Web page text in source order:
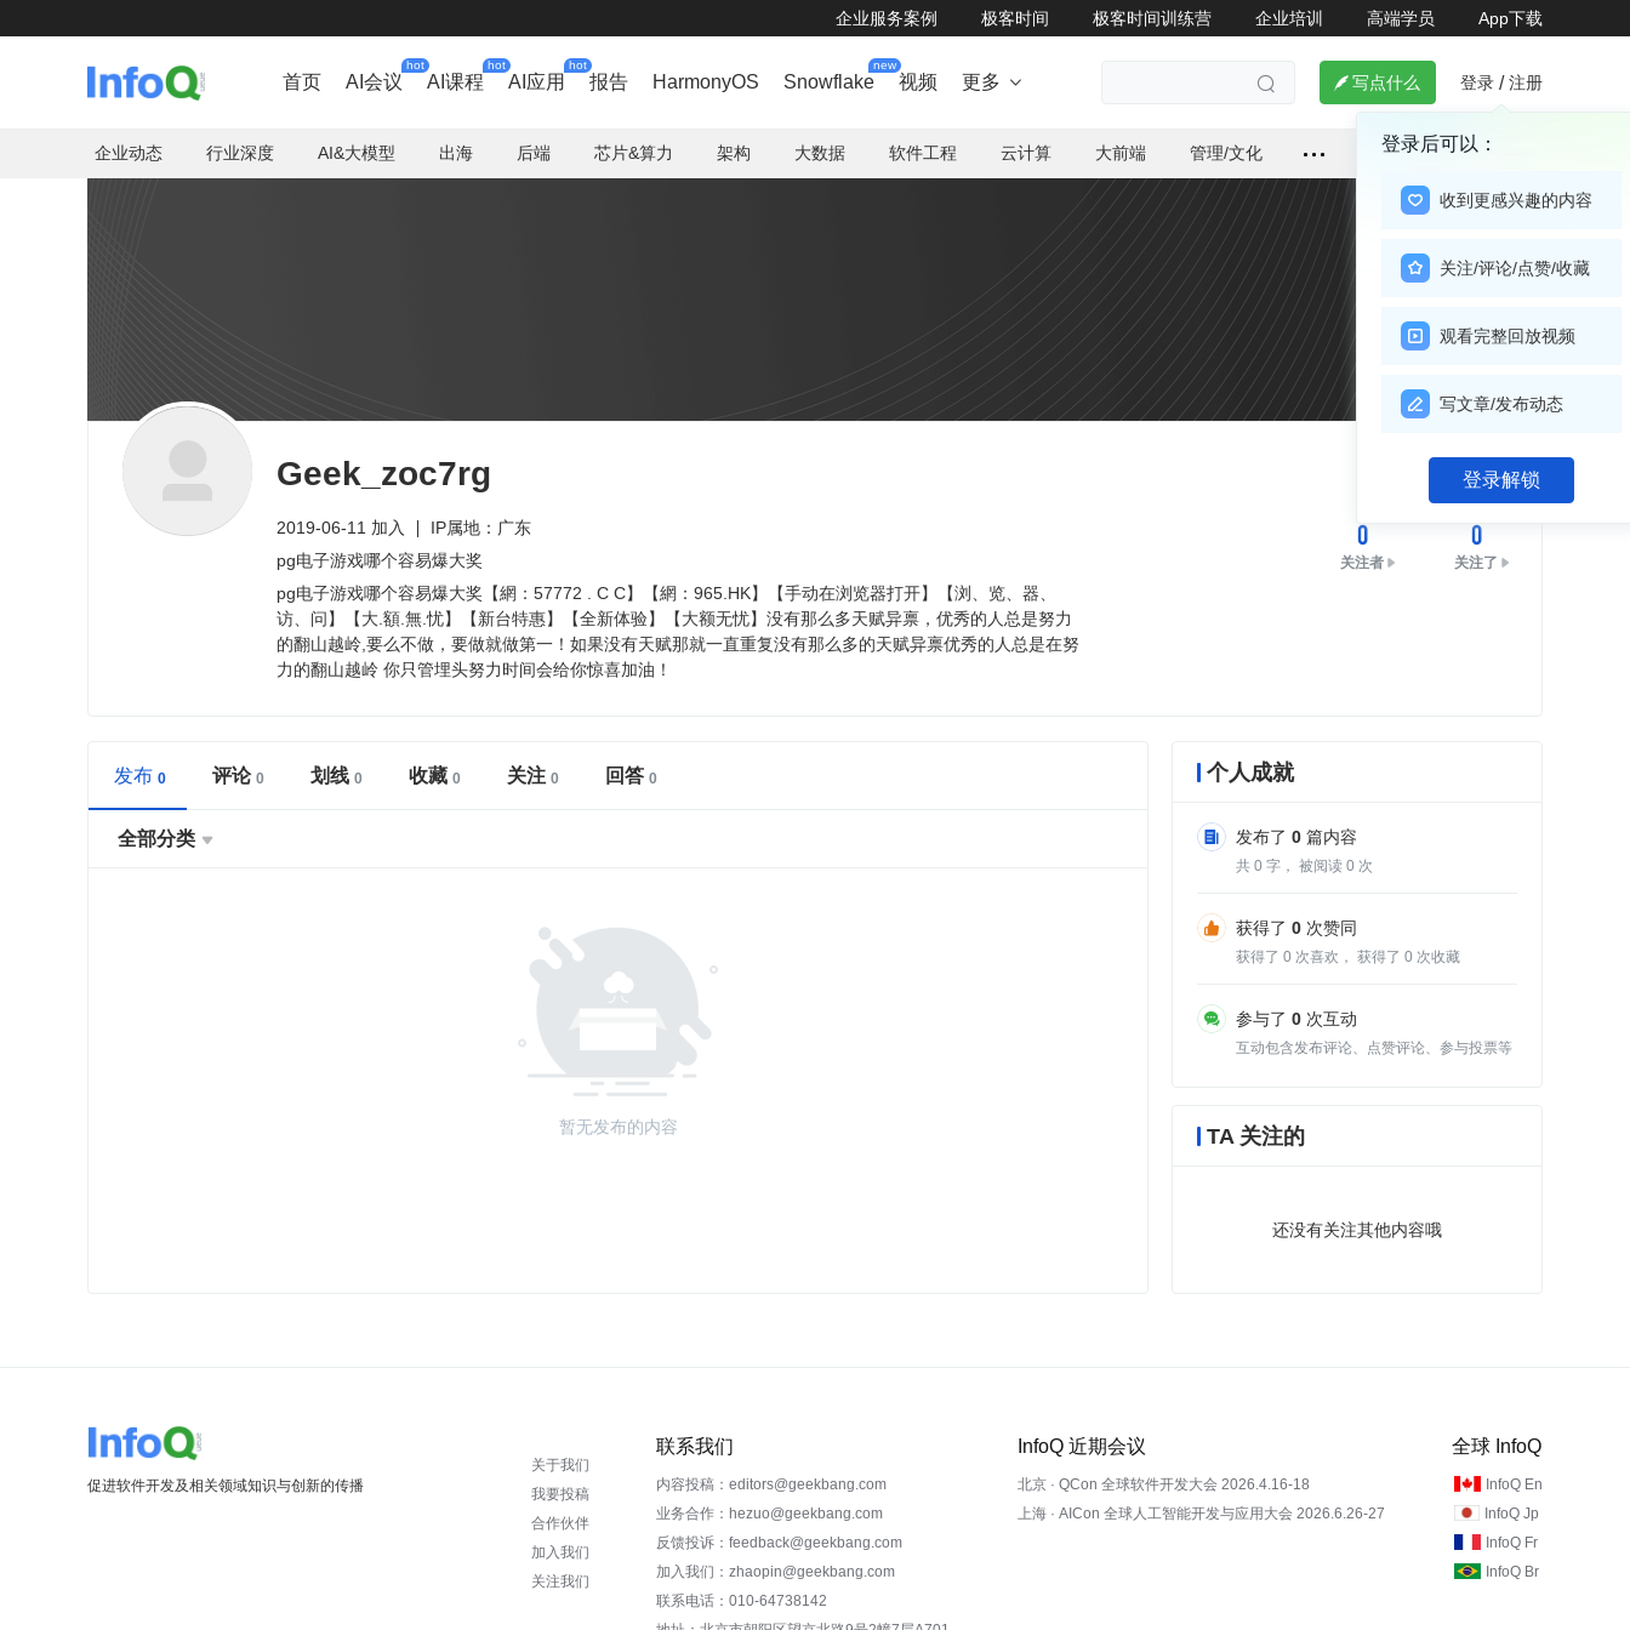
企业服务案例 极客时间 极客时间训练营 企业培训 高端学员 App下载
首页 AI会议
hot
AI课程
hot
AI应用
hot
报告 HarmonyOS Snowflake
new
视频 更多    写点什么 登录 / 注册
登录后可以：
收到更感兴趣的内容
关注/评论/点赞/收藏
观看完整回放视频
写文章/发布动态
登录解锁
企业动态 行业深度 AI&大模型 出海 后端 芯片&算力 架构 大数据 软件工程 云计算 大前端 管理/文化
Geek_zoc7rg
2019-06-11 加入
IP属地：广东
pg电子游戏哪个容易爆大奖
pg电子游戏哪个容易爆大奖【網：57772 . C C】【網：965.HK】【手动在浏览器打开】【浏、览、器、
访、问】【大.額.無.忧】【新台特惠】【全新体验】【大额无忧】没有那么多天赋异禀，优秀的人总是努力
的翻山越岭,要么不做，要做就做第一！如果没有天赋那就一直重复没有那么多的天赋异禀优秀的人总是在努
力的翻山越岭 你只管埋头努力时间会给你惊喜加油！
关注
0
关注者
0
关注了
发布 评论 划线 收藏 关注 回答
全部分类 
暂无发布的内容
个人成就
发布了 0 篇内容
共 0 字， 被阅读 0 次
获得了 0 次赞同
获得了 0 次喜欢， 获得了 0 次收藏
参与了 0 次互动
互动包含发布评论、点赞评论、参与投票等
TA 关注的
还没有关注其他内容哦
促进软件开发及相关领域知识与创新的传播
关于我们
我要投稿
合作伙伴
加入我们
关注我们
联系我们
内容投稿：editors@geekbang.com
业务合作：hezuo@geekbang.com
反馈投诉：feedback@geekbang.com
加入我们：zhaopin@geekbang.com
联系电话：010-64738142
InfoQ 近期会议
北京 · QCon 全球软件开发大会 2026.4.16-18
上海 · AICon 全球人工智能开发与应用大会 2026.6.26-27
全球 InfoQ
InfoQ En
InfoQ Jp
InfoQ Fr
InfoQ Br